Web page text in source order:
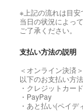
※上記の流れは目安
当日の状況によっ
ご了承ください。
支払い方法の説明
＜オンライン決済＞
以下のお支払い方
・クレジットカード
・PayPay
・あと払い(ペイデ